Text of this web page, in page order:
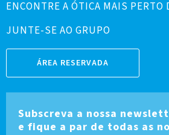
ENCONTRE A ÓTICA MAIS PERTO
JUNTE-SE AO GRUPO
ÁREA RESERVADA
Subscreva a nossa
e fique a par de todas as